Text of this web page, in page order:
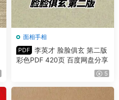
面相手相
PDF 李英才 脸脸俱玄 第二版
彩色PDF 420页 百度网盘分享
5